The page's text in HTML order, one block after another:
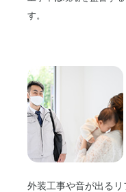
す。
外装工事や音が出る